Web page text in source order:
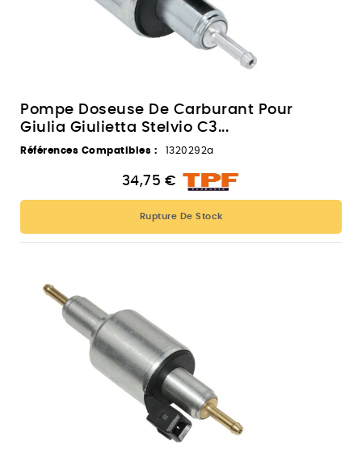
Pompe Doseuse De Carburant Pour
Giulia Giulietta Stelvio C3...
Références Compatibles : 1320292a
34,75 €
Rupture De Stock